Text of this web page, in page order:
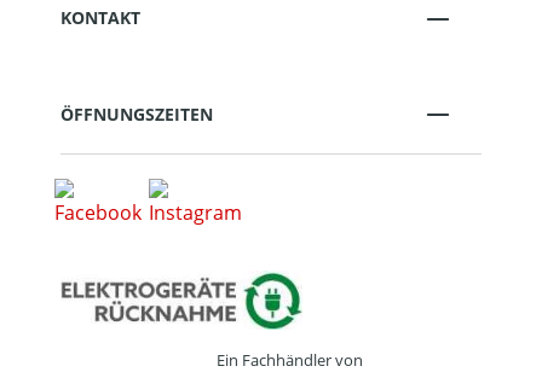
KONTAKT
ÖFFNUNGSZEITEN
Ein Fachhändler von